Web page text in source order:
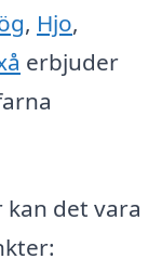
, Hjo,
erbjuder
det vara